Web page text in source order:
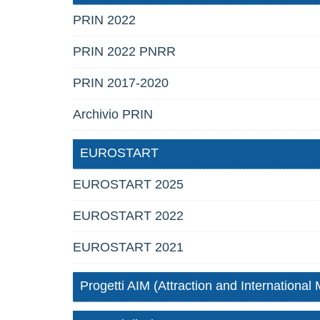
PRIN 2022
PRIN 2022 PNRR
PRIN 2017-2020
Archivio PRIN
EUROSTART
EUROSTART 2025
EUROSTART 2022
EUROSTART 2021
Progetti AIM (Attraction and International